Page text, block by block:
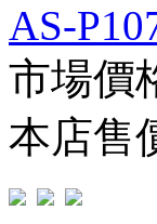
AS-
市場價
本店售